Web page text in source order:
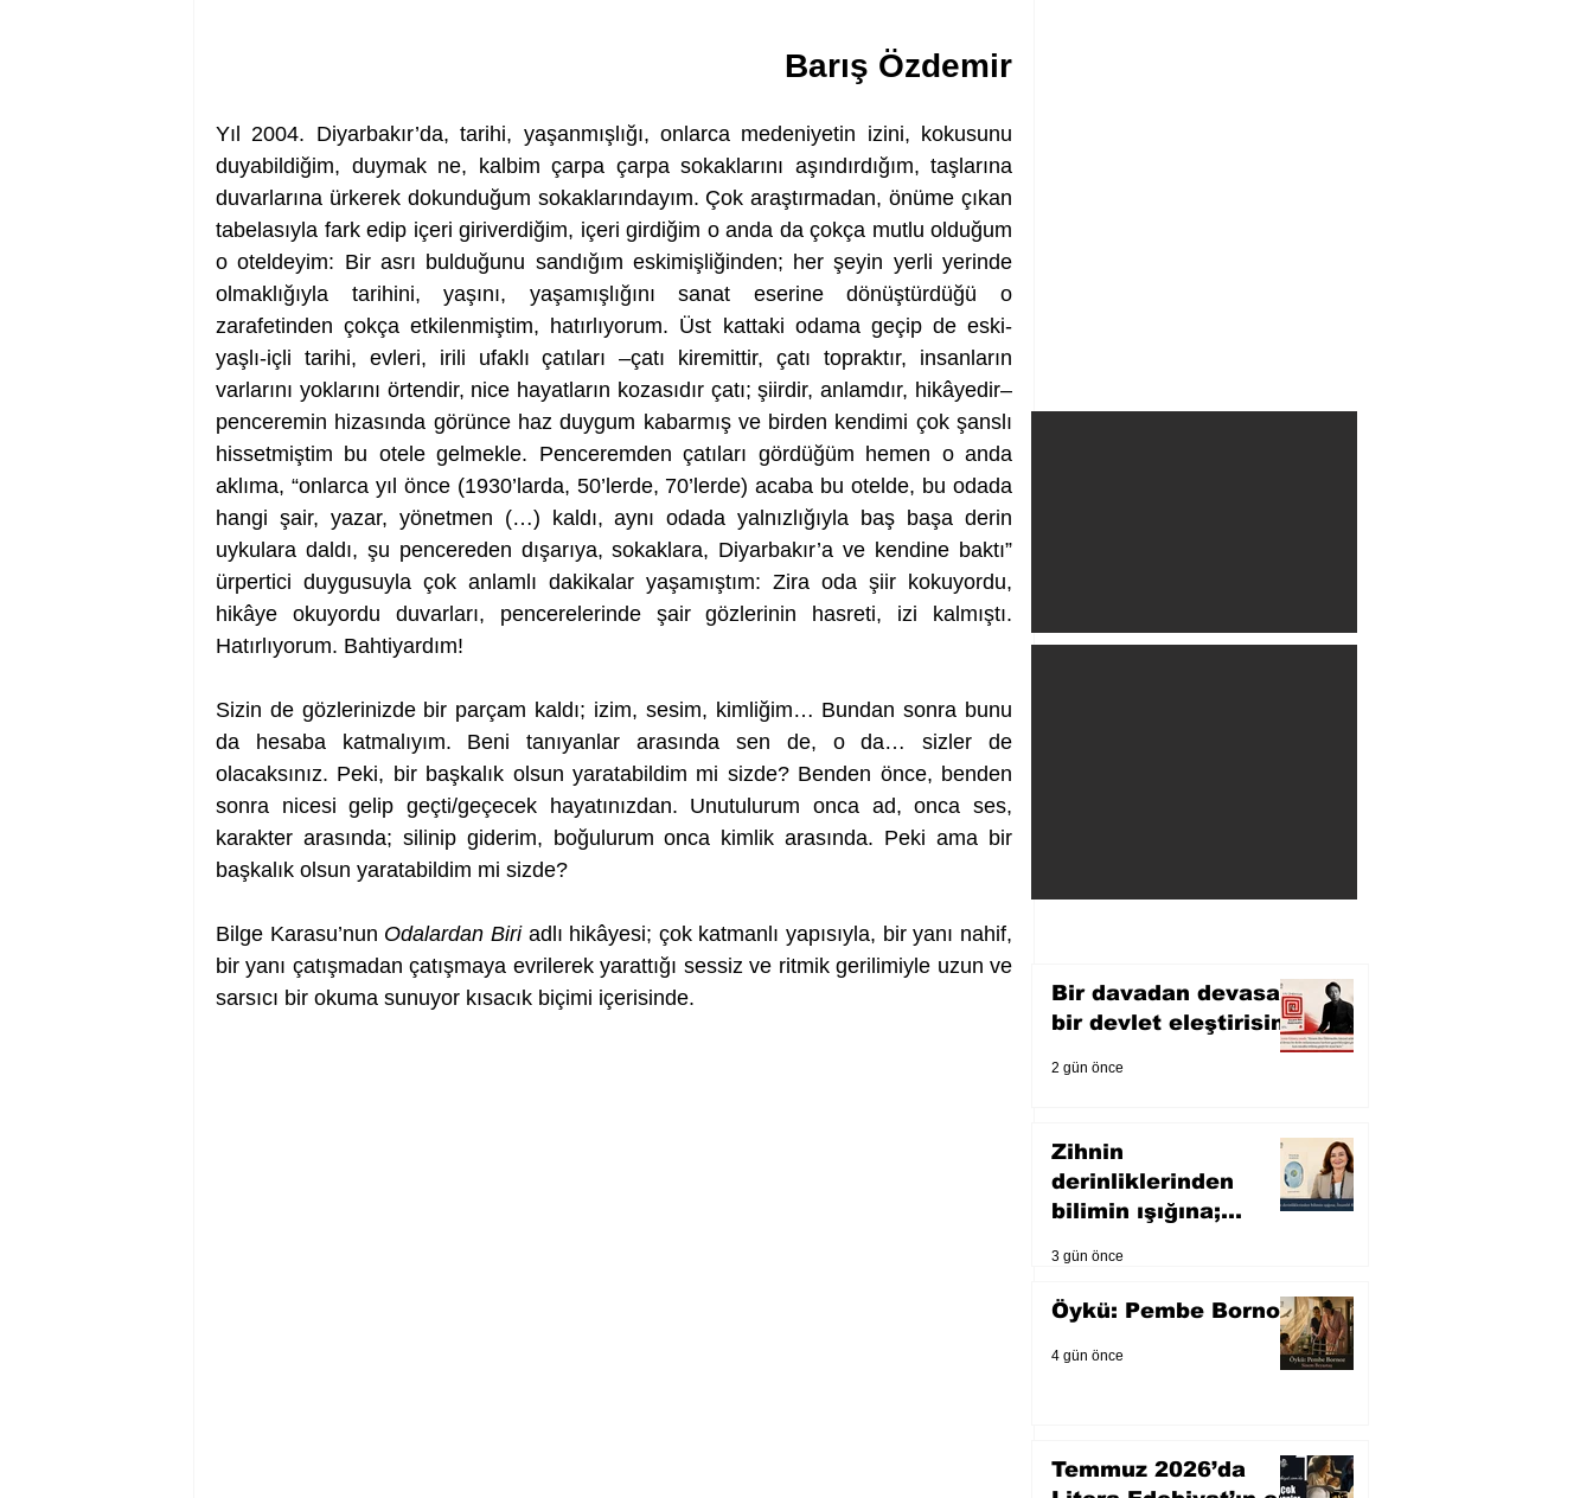
Barış Özdemir
Yıl 2004. Diyarbakır’da, tarihi, yaşanmışlığı, onlarca medeniyetin izini, kokusunu
duyabildiğim, duymak ne, kalbim çarpa çarpa sokaklarını aşındırdığım, taşlarına
duvarlarına ürkerek dokunduğum sokaklarındayım. Çok araştırmadan, önüme çıkan
tabelasıyla fark edip içeri giriverdiğim, içeri girdiğim o anda da çokça mutlu olduğum
o oteldeyim: Bir asrı bulduğunu sandığım eskimişliğinden; her şeyin yerli yerinde
olmaklığıyla tarihini, yaşını, yaşamışlığını sanat eserine dönüştürdüğü o
zarafetinden çokça etkilenmiştim, hatırlıyorum. Üst kattaki odama geçip de eski-
yaşlı-içli tarihi, evleri, irili ufaklı çatıları –çatı kiremittir, çatı topraktır, insanların
varlarını yoklarını örtendir, nice hayatların kozasıdır çatı; şiirdir, anlamdır, hikâyedir–
penceremin hizasında görünce haz duygum kabarmış ve birden kendimi çok şanslı
hissetmiştim bu otele gelmekle. Penceremden çatıları gördüğüm hemen o anda
aklıma, “onlarca yıl önce (1930’larda, 50’lerde, 70’lerde) acaba bu otelde, bu odada
hangi şair, yazar, yönetmen (…) kaldı, aynı odada yalnızlığıyla baş başa derin
uykulara daldı, şu pencereden dışarıya, sokaklara, Diyarbakır’a ve kendine baktı”
ürpertici duygusuyla çok anlamlı dakikalar yaşamıştım: Zira oda şiir kokuyordu,
hikâye okuyordu duvarları, pencerelerinde şair gözlerinin hasreti, izi kalmıştı.
Hatırlıyorum. Bahtiyardım!
Sizin de gözlerinizde bir parçam kaldı; izim, sesim, kimliğim… Bundan sonra bunu
da hesaba katmalıyım. Beni tanıyanlar arasında sen de, o da… sizler de
olacaksınız. Peki, bir başkalık olsun yaratabildim mi sizde? Benden önce, benden
sonra nicesi gelip geçti/geçecek hayatınızdan. Unutulurum onca ad, onca ses,
karakter arasında; silinip giderim, boğulurum onca kimlik arasında. Peki ama bir
başkalık olsun yaratabildim mi sizde?
Bilge Karasu’nun Odalardan Biri adlı hikâyesi; çok katmanlı yapısıyla, bir yanı nahif,
bir yanı çatışmadan çatışmaya evrilerek yarattığı sessiz ve ritmik gerilimiyle uzun ve
sarsıcı bir okuma sunuyor kısacık biçimi içerisinde.
Bir davadan devasa
bir devlet eleştirisine
2 gün önce
Zihnin
derinliklerinden
bilimin ışığına;
3 gün önce
Öykü: Pembe Bornoz
4 gün önce
Temmuz 2026’da